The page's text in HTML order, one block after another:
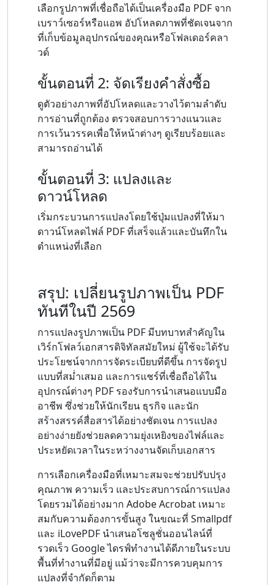
เลือกรูปภาพที่เชื่อถือได้เป็นเครื่องมือ PDF จาก
เบราว์เซอร์หรือแอพ อัปโหลดภาพที่ชัดเจนจาก
ที่เก็บข้อมูลอุปกรณ์ของคุณหรือโฟลเดอร์คลา
วด์
ขั้นตอนที่ 2: จัดเรียงคำสั่งซื้อ
ดูตัวอย่างภาพที่อัปโหลดและวางไว้ตามลำดับ
การอ่านที่ถูกต้อง ตรวจสอบการวางแนวและ
การเว้นวรรคเพื่อให้หน้าต่างๆ ดูเรียบร้อยและ
สามารถอ่านได้
ขั้นตอนที่ 3: แปลงและ
ดาวน์โหลด
เริ่มกระบวนการแปลงโดยใช้ปุ่มแปลงที่ให้มา
ดาวน์โหลดไฟล์ PDF ที่เสร็จแล้วและบันทึกใน
ตำแหน่งที่เลือก
สรุป: เปลี่ยนรูปภาพเป็น PDF
ทันทีในปี 2569
การแปลงรูปภาพเป็น PDF มีบทบาทสำคัญใน
เวิร์กโฟลว์เอกสารดิจิทัลสมัยใหม่ ผู้ใช้จะได้รับ
ประโยชน์จากการจัดระเบียบที่ดีขึ้น การจัดรูป
แบบที่สม่ำเสมอ และการแชร์ที่เชื่อถือได้ใน
อุปกรณ์ต่างๆ PDF รองรับการนำเสนอแบบมือ
อาชีพ ซึ่งช่วยให้นักเรียน ธุรกิจ และนัก
สร้างสรรค์สื่อสารได้อย่างชัดเจน การแปลง
อย่างง่ายยังช่วยลดความยุ่งเหยิงของไฟล์และ
ประหยัดเวลาในระหว่างงานจัดเก็บเอกสาร
การเลือกเครื่องมือที่เหมาะสมจะช่วยปรับปรุง
คุณภาพ ความเร็ว และประสบการณ์การแปลง
โดยรวมได้อย่างมาก Adobe Acrobat เหมาะ
สมกับความต้องการขั้นสูง ในขณะที่ Smallpdf
และ iLovePDF นำเสนอโซลูชั่นออนไลน์ที่
รวดเร็ว Google ไดรฟ์ทำงานได้ดีภายในระบบ
พื้นที่ทำงานที่มีอยู่ แม้ว่าจะมีการควบคุมการ
แปลงที่จำกัดก็ตาม